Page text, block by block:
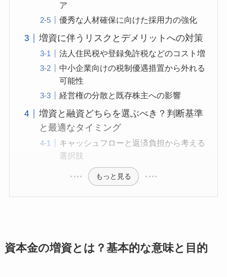
ア
優秀な人材確保に向けた採用力の強化
増資に伴うリスクとデメリットへの対策
法人住民税や登録免許税などのコスト増
中小企業向けの税制優遇措置から外れる
可能性
経営権の分散と既存株主への影響
増資と融資どちらを選ぶべき？判断基準
と最適なタイミング
キャッシュフローと返済負担から考える
選択肢
もっと見る
資本金の増資とは？基本的な意味と目的